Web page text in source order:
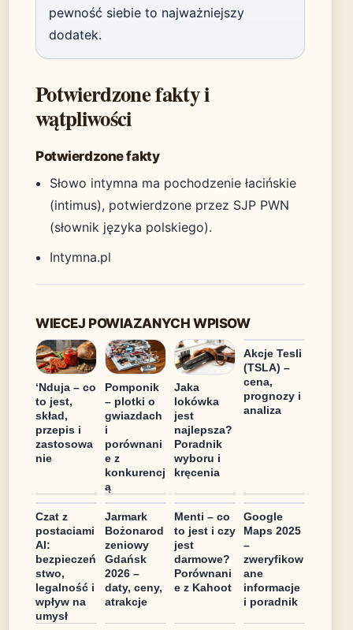
pewność siebie to najważniejszy
dodatek.
Potwierdzone fakty i
wątpliwości
Potwierdzone fakty
Słowo intymna ma pochodzenie łacińskie
(intimus), potwierdzone przez SJP PWN
(słownik języka polskiego).
Intymna.pl
WIECEJ POWIAZANYCH WPISOW
‘Nduja – co
to jest,
skład,
przepis i
zastosowa
nie
Pomponik
– plotki o
gwiazdach
i
porównani
e z
konkurencj
ą
Jaka
lokówka
jest
najlepsza?
Poradnik
wyboru i
kręcenia
Akcje Tesli
(TSLA) –
cena,
prognozy i
analiza
Czat z
postaciami
AI:
bezpieczeń
stwo,
legalność i
wpływ na
umysł
Jarmark
Bożonarod
zeniowy
Gdańsk
2026 –
daty, ceny,
atrakcje
Menti – co
to jest i czy
jest
darmowe?
Porównani
e z Kahoot
Google
Maps 2025
–
zweryfikow
ane
informacje
i poradnik